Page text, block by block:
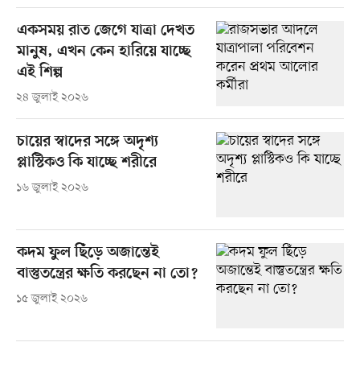
একসময় রাত জেগে যাত্রা দেখত
মানুষ, এখন কেন হারিয়ে যাচ্ছে
এই শিল্প
২৪ জুলাই ২০২৬
চায়ের স্বাদের সঙ্গে অদৃশ্য
প্লাস্টিকও কি যাচ্ছে শরীরে
১৬ জুলাই ২০২৬
কদম ফুল ছিঁড়ে অজান্তেই
বাস্তুতন্ত্রের ক্ষতি করছেন না তো?
১৫ জুলাই ২০২৬